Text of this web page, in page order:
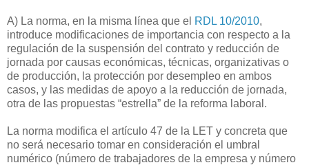
A) La norma, en la misma línea que el RDL 10/2010,
introduce modificaciones de importancia con respecto a la
regulación de la suspensión del contrato y reducción de
jornada por causas económicas, técnicas, organizativas o
de producción, la protección por desempleo en ambos
casos, y las medidas de apoyo a la reducción de jornada,
otra de las propuestas “estrella” de la reforma laboral.
La norma modifica el artículo 47 de la LET y concreta que
no será necesario tomar en consideración el umbral
numérico (número de trabajadores de la empresa y número